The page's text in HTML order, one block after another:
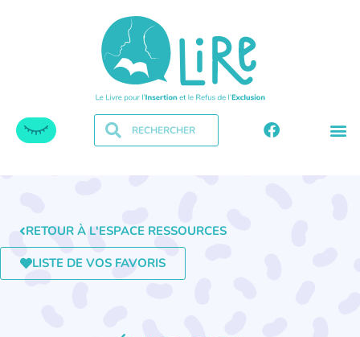
RETOUR À L'ESPACE RESSOURCES
LISTE DE VOS FAVORIS